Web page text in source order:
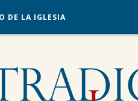
DE LA IGLESIA